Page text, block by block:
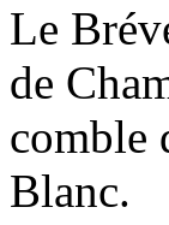
Le
de
comble
Blanc.